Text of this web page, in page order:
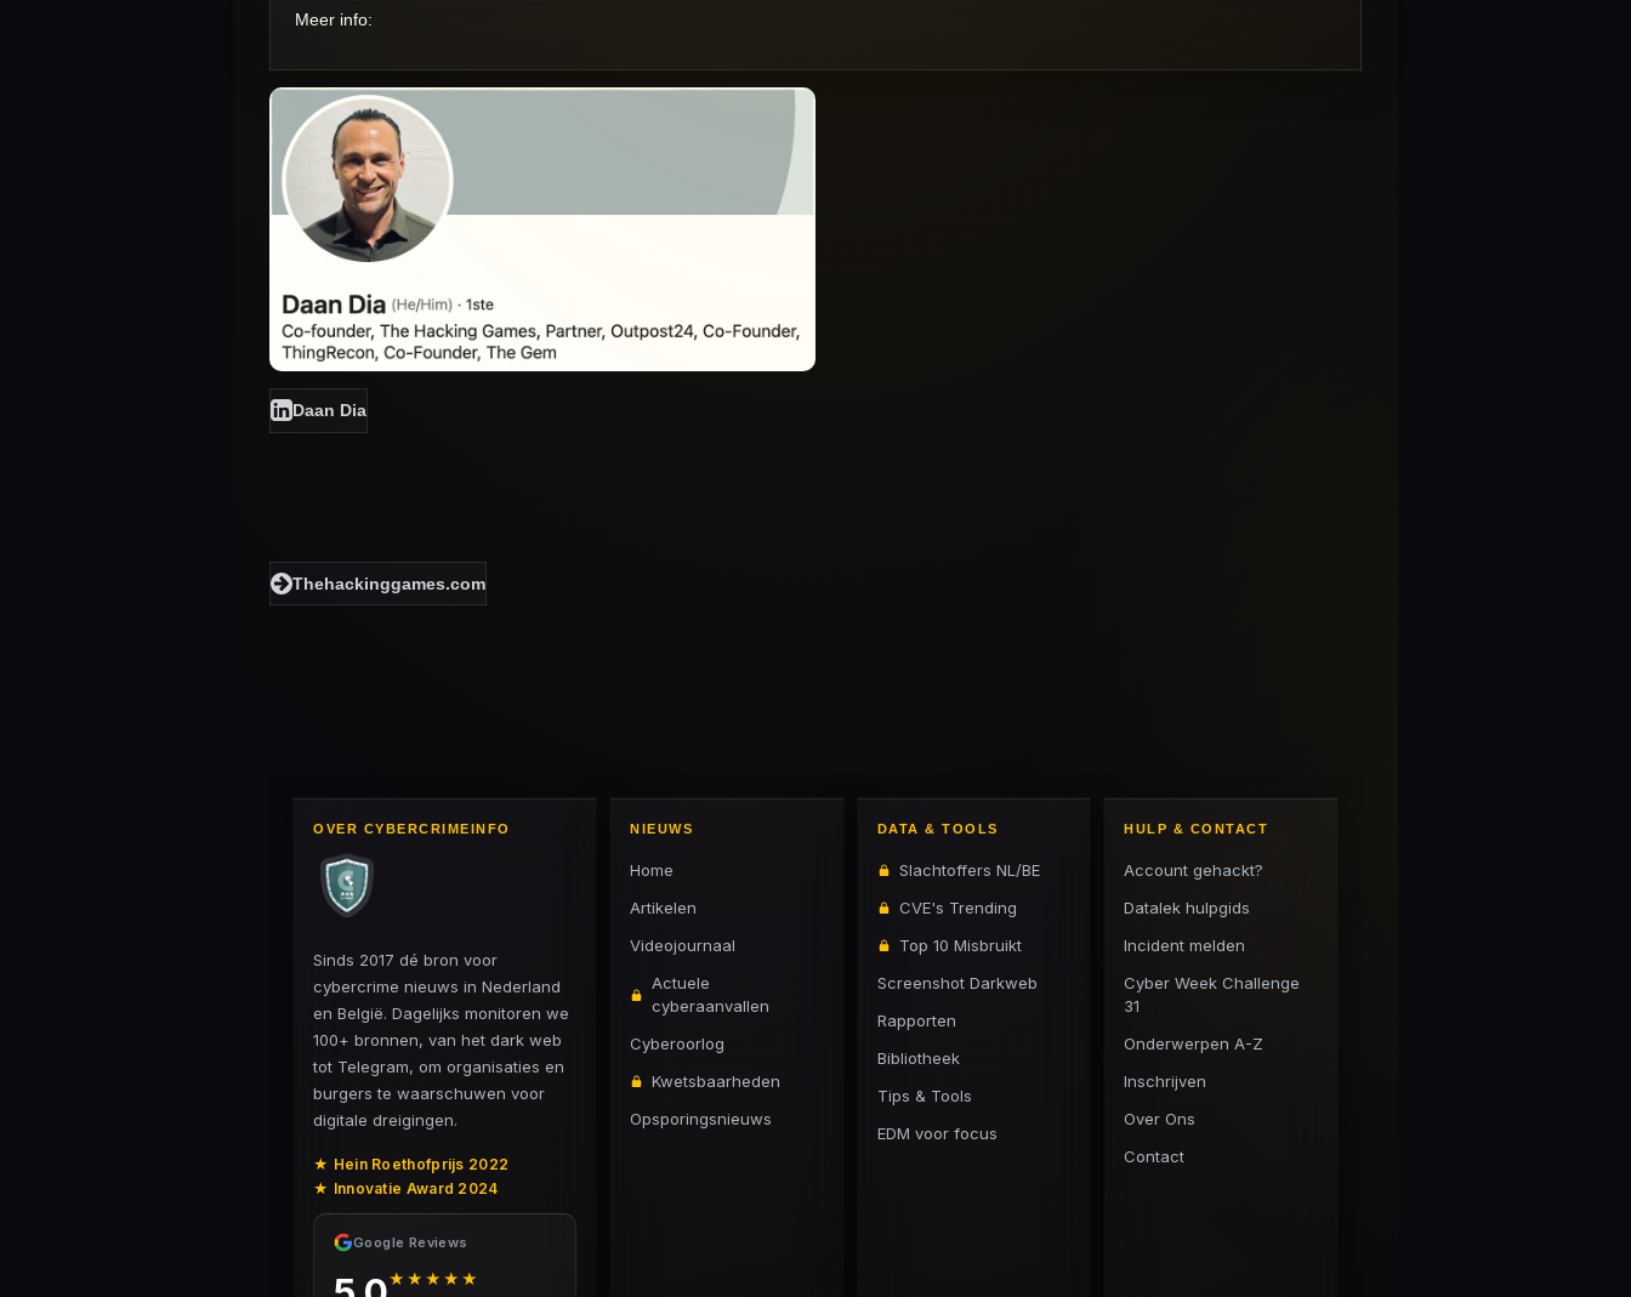
Meer info:
Daan Dia
Thehackinggames.com
OVER CYBERCRIMEINFO
Sinds 2017 dé bron voor
cybercrime nieuws in Nederland
en België. Dagelijks monitoren we
100+ bronnen, van het dark web
tot Telegram, om organisaties en
burgers te waarschuwen voor
digitale dreigingen.
★ Hein Roethofprijs 2022
★ Innovatie Award 2024
Google Reviews
★★★★★
NIEUWS
Home
Artikelen
Videojournaal
Actuele
cyberaanvallen
Cyberoorlog
Kwetsbaarheden
Opsporingsnieuws
DATA & TOOLS
Slachtoffers NL/BE
CVE's Trending
Top 10 Misbruikt
Screenshot Darkweb
Rapporten
Bibliotheek
Tips & Tools
EDM voor focus
HULP & CONTACT
Account gehackt?
Datalek hulpgids
Incident melden
Cyber Week Challenge
31
Onderwerpen A-Z
Inschrijven
Over Ons
Contact